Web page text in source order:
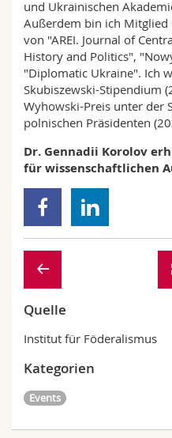
und Ukrainischen
Außerdem bin ich Mitglied
von "AREI. Journal of
History and Politics",
"Diplomatic Ukraine". Ich
Skubiszewski-Stipendium
Wyhowski-Preis unter der
polnischen Präsidenten
Dr. Gennadii Korolov
für wissenschaftlichen
Quelle
Institut für Föderalismus
Kategorien
Events